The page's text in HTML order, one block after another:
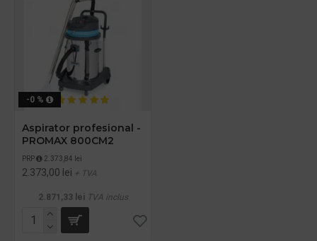
-0 %
Aspirator profesional -
PROMAX 800CM2
PRP 2.373,84 lei
2.373,00 lei + TVA
2.871,33 lei TVA inclus